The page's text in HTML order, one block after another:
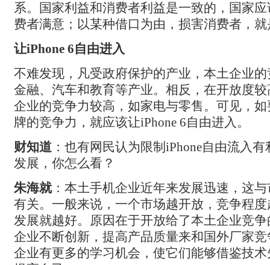
系。国家利益和消费者利益是一致的，国家
费者满意；以某种借口为由，损害消费者，
让iPhone 6自由进入
不难发现，凡受政府保护的产业，本土企业
金融、汽车和教育等产业。相反，在开放度
企业的竞争力较高，如家电与零售。可见，
牌的竞争力，就应该让iPhone 6自由进入。
财知道 ： 也有网民认为限制iPhone自由流入
发展，你怎么看？
朱海就： 本土手机企业近年来发展迅速，这
有关。一般来说，一个市场越开放，竞争程
发展就越好。原因在于开放给了本土企业竞
企业不断创新，提高产品质量来和国外厂家
企业有更多的学习机会，使它们能够借鉴技